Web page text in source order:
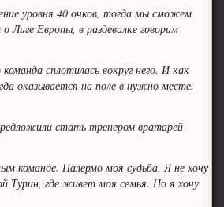
уровня 40 очков, тогда мы сможем
Лиге Европы, в раздевалке говорим
сплотилась вокруг него. И как
оказывается на поле в нужно месте.
стать тренером вратарей
команде. Палермо моя судьба. Я не хочу
Турин, где живет моя семья. Но я хочу